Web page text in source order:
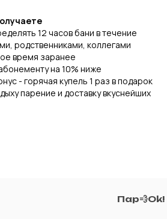
12 часов бани в течение
родственниками, коллегами
время заранее
на 10% ниже
- горячая купель 1 раз в подарок
парение и доставку вкуснейших
Пар💨Ok!